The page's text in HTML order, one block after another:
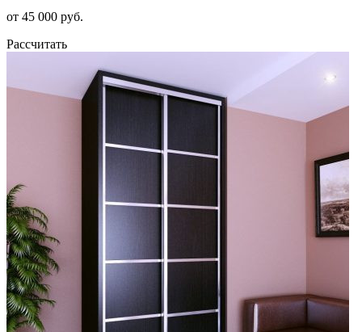
от 45 000 руб.
Рассчитать